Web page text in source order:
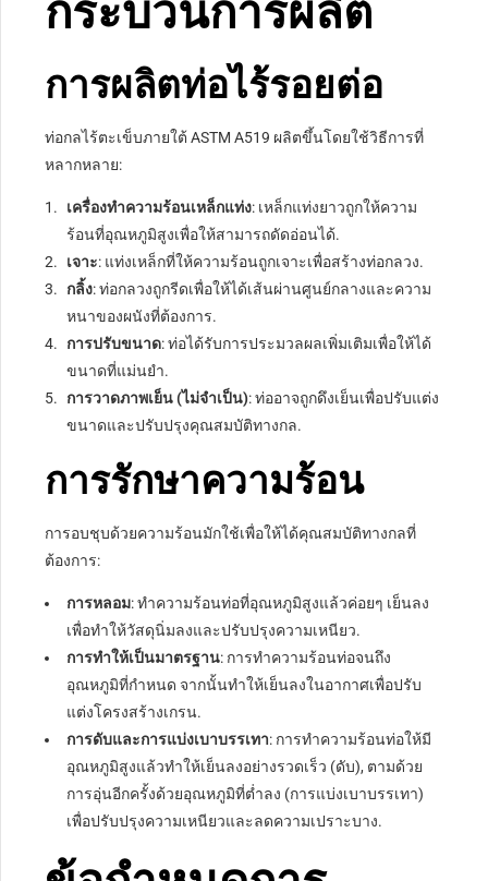
กระบวนการผลิต
การผลิตท่อไร้รอยต่อ
ท่อกลไร้ตะเข็บภายใต้ ASTM A519 ผลิตขึ้นโดยใช้วิธีการที่
หลากหลาย:
เครื่องทำความร้อนเหล็กแท่ง: เหล็กแท่งยาวถูกให้ความ
ร้อนที่อุณหภูมิสูงเพื่อให้สามารถดัดอ่อนได้.
เจาะ: แท่งเหล็กที่ให้ความร้อนถูกเจาะเพื่อสร้างท่อกลวง.
กลิ้ง: ท่อกลวงถูกรีดเพื่อให้ได้เส้นผ่านศูนย์กลางและความ
หนาของผนังที่ต้องการ.
การปรับขนาด: ท่อได้รับการประมวลผลเพิ่มเติมเพื่อให้ได้
ขนาดที่แม่นยำ.
การวาดภาพเย็น (ไม่จำเป็น): ท่ออาจถูกดึงเย็นเพื่อปรับแต่ง
ขนาดและปรับปรุงคุณสมบัติทางกล.
การรักษาความร้อน
การอบชุบด้วยความร้อนมักใช้เพื่อให้ได้คุณสมบัติทางกลที่
ต้องการ:
การหลอม: ทำความร้อนท่อที่อุณหภูมิสูงแล้วค่อยๆ เย็นลง
เพื่อทำให้วัสดุนิ่มลงและปรับปรุงความเหนียว.
การทำให้เป็นมาตรฐาน: การทำความร้อนท่อจนถึง
อุณหภูมิที่กำหนด จากนั้นทำให้เย็นลงในอากาศเพื่อปรับ
แต่งโครงสร้างเกรน.
การดับและการแบ่งเบาบรรเทา: การทำความร้อนท่อให้มี
อุณหภูมิสูงแล้วทำให้เย็นลงอย่างรวดเร็ว (ดับ), ตามด้วย
การอุ่นอีกครั้งด้วยอุณหภูมิที่ต่ำลง (การแบ่งเบาบรรเทา)
เพื่อปรับปรุงความเหนียวและลดความเปราะบาง.